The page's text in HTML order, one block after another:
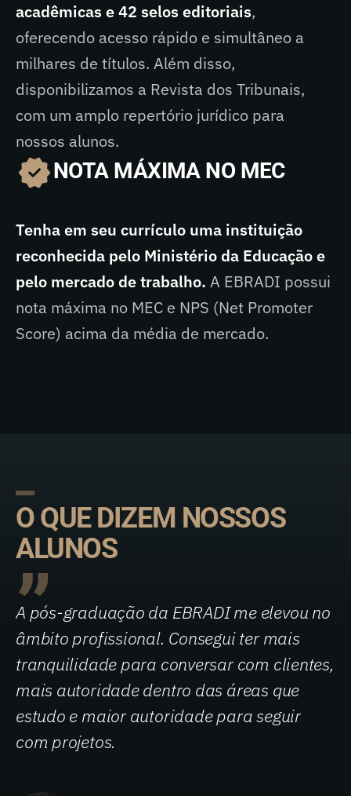
acadêmicas e 42 selos editoriais,
oferecendo acesso rápido e simultâneo a
milhares de títulos. Além disso,
disponibilizamos a Revista dos Tribunais,
com um amplo repertório jurídico para
nossos alunos.
NOTA MÁXIMA NO MEC
Tenha em seu currículo uma instituição
reconhecida pelo Ministério da Educação e
pelo mercado de trabalho. A EBRADI possui
nota máxima no MEC e NPS (Net Promoter
Score) acima da média de mercado.
O QUE DIZEM NOSSOS
ALUNOS
A pós-graduação da EBRADI me elevou no
âmbito profissional. Consegui ter mais
tranquilidade para conversar com clientes,
mais autoridade dentro das áreas que
estudo e maior autoridade para seguir
com projetos.